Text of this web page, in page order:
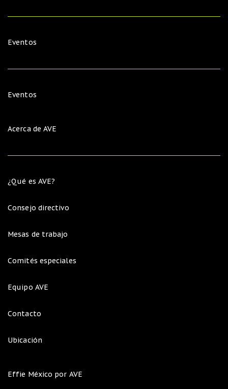
Eventos
Eventos
Acerca de AVE
¿Qué es AVE?
Consejo directivo
Mesas de trabajo
Comités especiales
Equipo AVE
Contacto
Ubicación
Effie México por AVE